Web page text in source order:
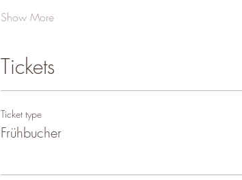
Show More
Tickets
Ticket type
Frühbucher